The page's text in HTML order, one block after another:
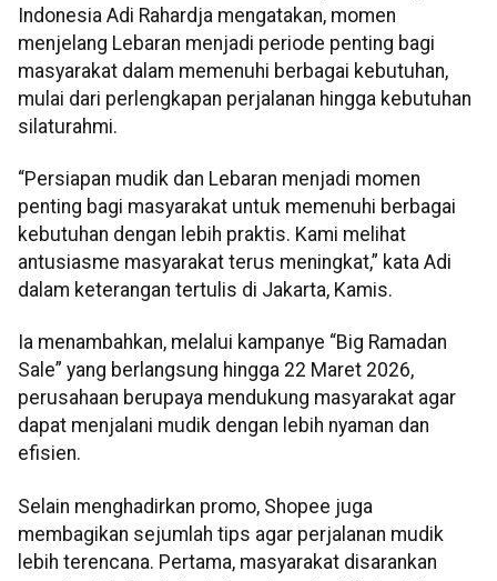
Indonesia Adi Rahardja mengatakan, momen
menjelang Lebaran menjadi periode penting bagi
masyarakat dalam memenuhi berbagai kebutuhan,
mulai dari perlengkapan perjalanan hingga kebutuhan
silaturahmi.
“Persiapan mudik dan Lebaran menjadi momen
penting bagi masyarakat untuk memenuhi berbagai
kebutuhan dengan lebih praktis. Kami melihat
antusiasme masyarakat terus meningkat,” kata Adi
dalam keterangan tertulis di Jakarta, Kamis.
Ia menambahkan, melalui kampanye “Big Ramadan
Sale” yang berlangsung hingga 22 Maret 2026,
perusahaan berupaya mendukung masyarakat agar
dapat menjalani mudik dengan lebih nyaman dan
efisien.
Selain menghadirkan promo, Shopee juga
membagikan sejumlah tips agar perjalanan mudik
lebih terencana. Pertama, masyarakat disarankan